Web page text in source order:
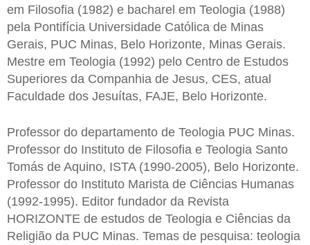
em Filosofia (1982) e bacharel em Teologia (1988)
pela Pontifícia Universidade Católica de Minas
Gerais, PUC Minas, Belo Horizonte, Minas Gerais.
Mestre em Teologia (1992) pelo Centro de Estudos
Superiores da Companhia de Jesus, CES, atual
Faculdade dos Jesuítas, FAJE, Belo Horizonte.
Professor do departamento de Teologia PUC Minas.
Professor do Instituto de Filosofia e Teologia Santo
Tomás de Aquino, ISTA (1990-2005), Belo Horizonte.
Professor do Instituto Marista de Ciências Humanas
(1992-1995). Editor fundador da Revista
HORIZONTE de estudos de Teologia e Ciências da
Religião da PUC Minas. Temas de pesquisa: teologia